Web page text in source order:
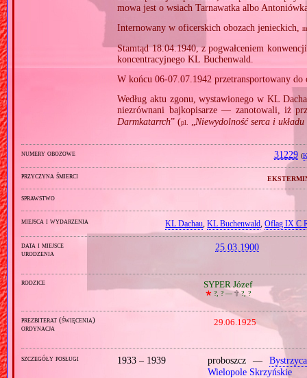
mowa jest o wsiach Tarnawatka albo
Internowany w oficerskich obozach jenieckich,
Stamtąd 18.04.1940, z pogwałceniem
koncentracyjnego KL Buchenwald.
W końcu 06‐07.07.1942 przetransportowany
Według aktu zgonu, wystawionego w KL
niezrównani bajkopisarze — zanotowali, iż
Darmkatarrch” (pl. „Niewydolność serca i
numery obozowe 31229 (
przyczyna śmierci
sprawstwo
miejsca i wydarzenia KL Dachau ,KL Buchenwald ,Oflag IX C
data i miejsce
urodzenia
25.03.1900
rodzice SYPER Józef
🞲 ?, ? —🕆?, ?
prezbiterat (święcenia)
ordynacja
29.06.1925
szczegóły posługi 1933 – 1939 proboszcz — Bystrzyca
Wielopole Skrzyńskie